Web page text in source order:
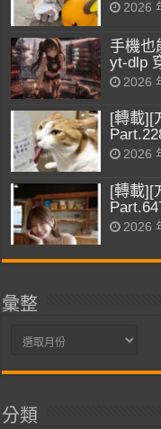
2026
手機也
yt-dlp
2026
[轉載][
2026
[轉載][
2026
彙整
彙
分類